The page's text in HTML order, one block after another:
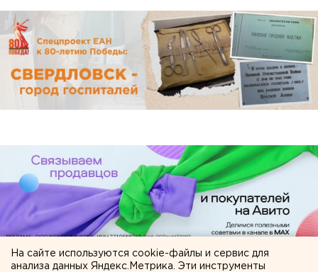
На сайте используются cookie-файлы и сервис для
анализа данных Яндекс.Метрика. Эти инструменты